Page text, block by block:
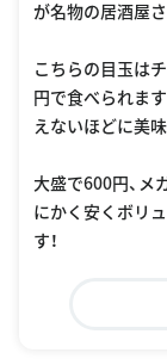
が名物の居酒屋
こちらの目玉は
円で食べられま
えないほどに美
大盛で600円、メ
にかく安くボリ
す！